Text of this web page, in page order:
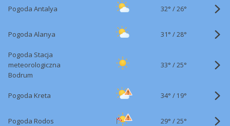
Pogoda Antalya 32° /26°
Pogoda Alanya 31° /28°
Pogoda Stacja
meteorologiczna
Bodrum
33° /25°
Pogoda Kreta 34° / 19°
Pogoda Rodos 29° /25°